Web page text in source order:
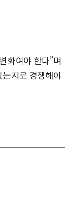
화여야 한다”며
는지로 경쟁해야